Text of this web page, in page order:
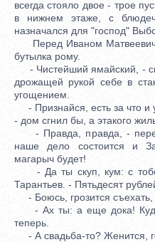
всегда стояло двое - трое
в нижнем этаже, с
назначался для "господ"
Перед Иваном
бутылка рому.
- Чистейший ямайский, -
дрожащей рукой себе в
угощением.
- Признайся, есть за что и
- дом сгнил бы, а этакого
- Правда, правда, -
наше дело состоится и
магарыч будет!
- Да ты скуп, кум: с
Тарантьев. - Пятьдесят
- Боюсь, грозится съехать,
- Ах ты: а еще дока! Куда
теперь.
- А свадьба-то? Женится,